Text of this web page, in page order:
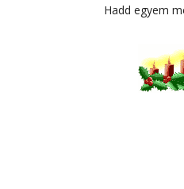
Hadd egyem